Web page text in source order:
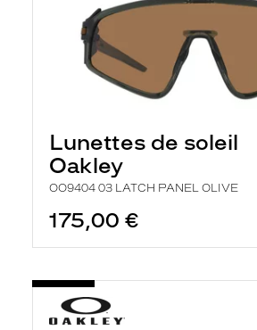
Lunettes de soleil
Oakley
OO9404 03 LATCH PANEL OLIVE
175,00 €